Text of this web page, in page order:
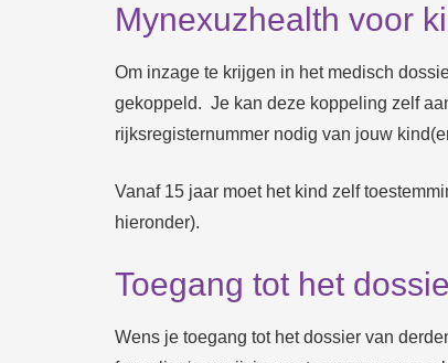
Mynexuzhealth voor
Om inzage te krijgen in het medisch
gekoppeld. Je kan deze koppeling zelf
rijksregisternummer nodig van jouw
Vanaf 15 jaar moet het kind zelf
hieronder).
Toegang tot het
Wens je toegang tot het dossier van